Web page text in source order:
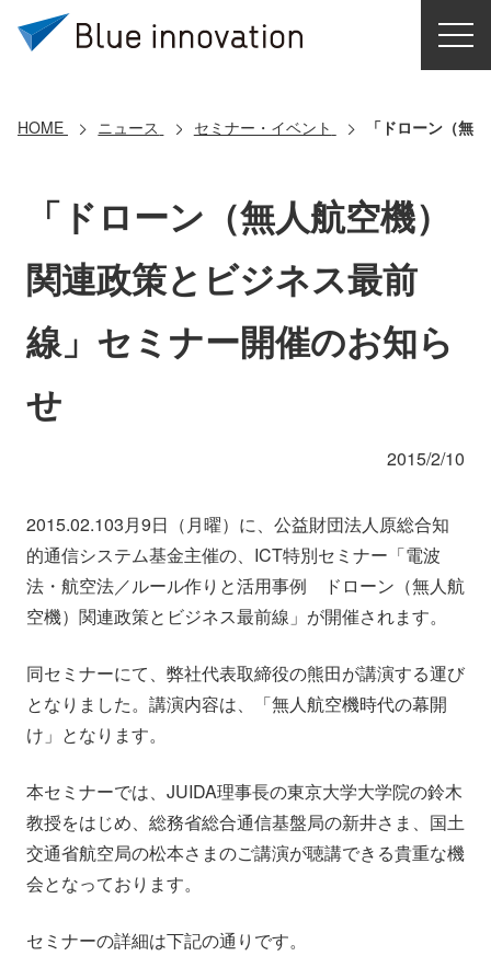
導入事例
コアテクノロジー
クラウドモビリティ研究所
会社情報 ニュース
採用情報 資料ダウンロード
English
HOME ニュース セミナー・イベント 「ドローン（無
「ドローン（無人航空機）
関連政策とビジネス最前
線」セミナー開催のお知ら
せ
2015/2/10
2015.02.103月9日（月曜）に、公益財団法人原総合知
的通信システム基金主催の、ICT特別セミナー「電波
法・航空法／ルール作りと活用事例 ドローン（無人航
空機）関連政策とビジネス最前線」が開催されます。
同セミナーにて、弊社代表取締役の熊田が講演する運び
となりました。講演内容は、「無人航空機時代の幕開
け」となります。
本セミナーでは、JUIDA理事長の東京大学大学院の鈴木
教授をはじめ、総務省総合通信基盤局の新井さま、国土
交通省航空局の松本さまのご講演が聴講できる貴重な機
会となっております。
セミナーの詳細は下記の通りです。